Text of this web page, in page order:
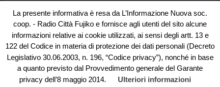
Torna il Sun Donato Festival 2026
Come il busking moderno ridisegna il paesaggio sonoro urbano
Saldi estivi Michele Lopriore: l’eleganza Made in Italy incontra gli sconti
da non perdere
La presente informativa è resa da L’Informazione Nuova soc.
coop. - Radio Città Fujiko e fornisce agli utenti del sito alcune
informazioni relative ai cookie utilizzati, ai sensi degli artt. 13 e
122 del Codice in materia di protezione dei dati personali (Decreto
Legislativo 30.06.2003, n. 196, “Codice privacy”), nonché in base
a quanto previsto dal Provvedimento generale del Garante
privacy dell’8 maggio 2014.
Ulteriori informazioni